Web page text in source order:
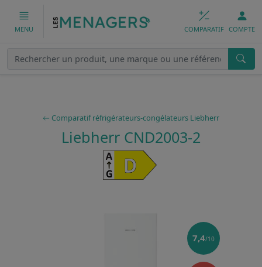
MENU COMPARATIF COMPTE
Comparatif réfrigérateurs-congélateurs Liebherr
Liebherr CND2003-2
7,4/10